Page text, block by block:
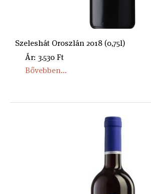
Szeleshát Oroszlán 2018 (0,75l)
Ár: 3.530 Ft
Bővebben...